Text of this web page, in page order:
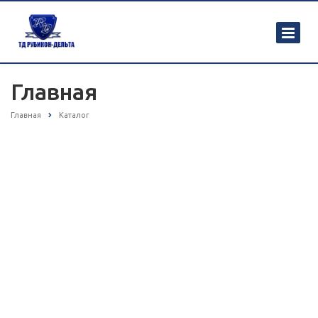
Главная
Главная Каталог